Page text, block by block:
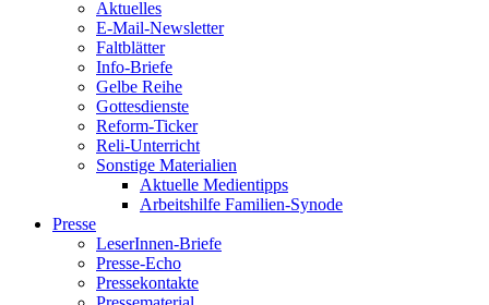
Aktuelles
E-Mail-Newsletter
Faltblätter
Info-Briefe
Gelbe Reihe
Gottesdienste
Reform-Ticker
Reli-Unterricht
Sonstige Materialien
Aktuelle Medientipps
Arbeitshilfe Familien-Synode
Presse
LeserInnen-Briefe
Presse-Echo
Pressekontakte